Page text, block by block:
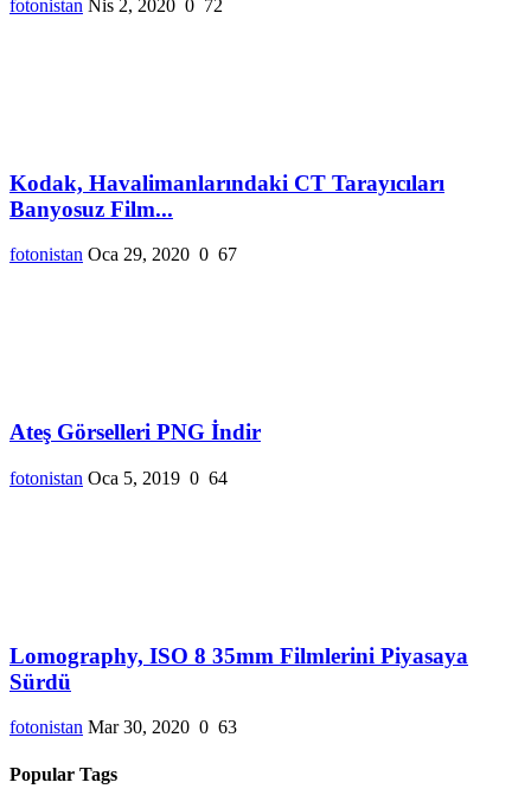
fotonistan Nis 2, 2020 0 72
Kodak, Havalimanlarındaki CT Tarayıcıları
Banyosuz Film...
fotonistan Oca 29, 2020 0 67
Ateş Görselleri PNG İndir
fotonistan Oca 5, 2019 0 64
Lomography, ISO 8 35mm Filmlerini Piyasaya
Sürdü
fotonistan Mar 30, 2020 0 63
Popular Tags